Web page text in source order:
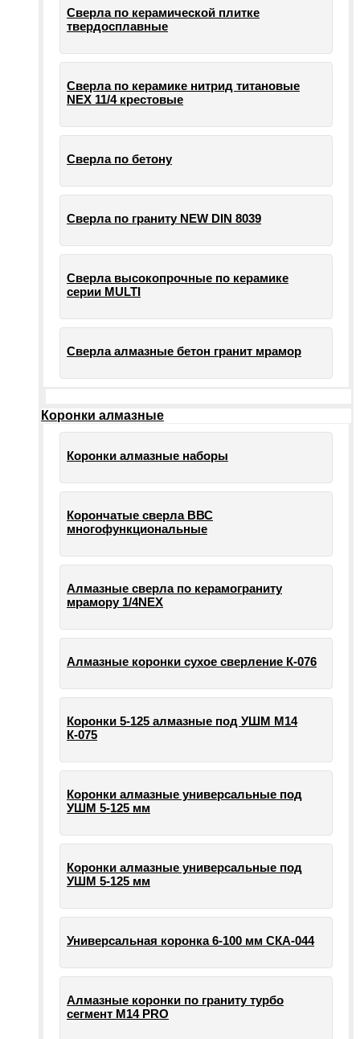
Сверла по керамической плитке
твердосплавные
Сверла по керамике нитрид титановые
NEX 11/4 крестовые
Сверла по бетону
Сверла по граниту NEW DIN 8039
Сверла высокопрочные по керамике
серии MULTI
Сверла алмазные бетон гранит мрамор
Коронки алмазные
Коронки алмазные наборы
Корончатые сверла ВВС
многофункциональные
Алмазные сверла по керамограниту
мрамору 1/4NEX
Алмазные коронки сухое сверление К-076
Коронки 5-125 алмазные под УШМ М14
К-075
Коронки алмазные универсальные под
УШМ 5-125 мм
Коронки алмазные универсальные под
УШМ 5-125 мм
Универсальная коронка 6-100 мм СКА-044
Алмазные коронки по граниту турбо
сегмент М14 PRO